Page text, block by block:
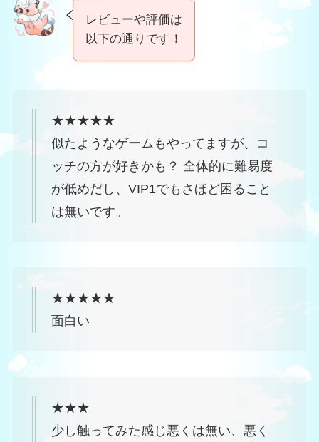
レビューや評価は
以下の通りです！
★★★★★
似たようなゲームもやってますが、コ
ッチの方が好きかも？ 全体的に難易度
が低めだし、VIP1でもさほど困ること
は無いです。
★★★★★
面白い
★★★
少し触ってみた感じ悪くは無い、悪く